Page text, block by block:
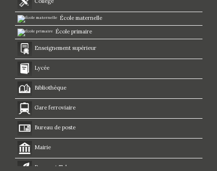
École maternelle
École primaire
Enseignement supérieur
Lycée
Bibliothèque
Gare ferroviaire
Bureau de poste
Mairie
Presse et Tabac